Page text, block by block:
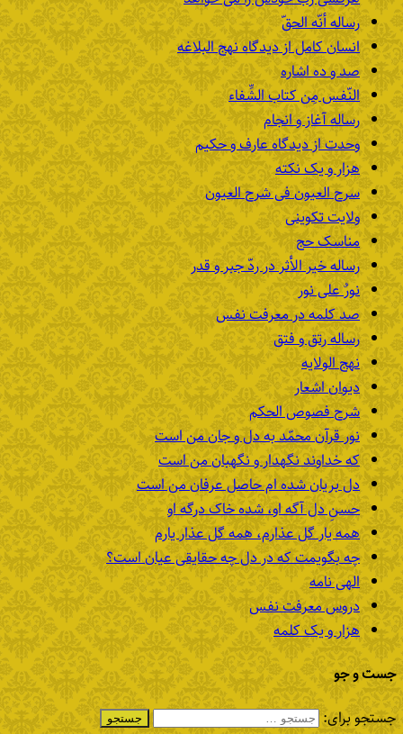
رساله أنّه الحقّ
انسان کامل از دیدگاه نهج البلاغه
صد و ده اشاره
النّفس مِن کتاب الشِّفاء
رساله آغاز و انجام
وحدت از دیدگاه عارف و حکیم
هزار و یک نکته
سرح العیون فی شرح العیون
ولایت تکوینی
مناسک حج
رساله خیر الأثر در ردّ جبر و قدر
نورٌ علی نور
صد کلمه در معرفت نفس
رساله رتق و فتق
نهج الولایه
دیوان اشعار
شرح فصوص الحکم
نور قرآن محمّد به دل و جان من است
که خداوند نگهدار و نگهبان من است
دل بریان شده ام حاصل عرفان من است
حسنِ دل آگه او، شده خاک درگه او
همه یار گل عذارم، همه گل عذار یارم
چه بگویمت که در دل چه حقایقی عیان است؟
الهی نامه
دروس معرفت نفس
هزار و یک کلمه
جست و جو
جستجو برای: